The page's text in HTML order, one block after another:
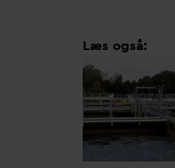
Læs også: